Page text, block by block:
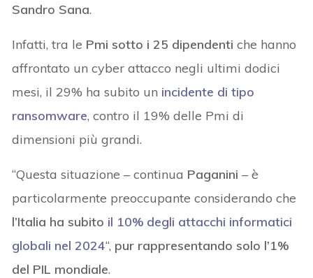
Sandro Sana.
Infatti, tra le Pmi sotto i 25 dipendenti che hanno
affrontato un cyber attacco negli ultimi dodici
mesi, il 29% ha subito un incidente di tipo
ransomware, contro il 19% delle Pmi di
dimensioni più grandi.
“Questa situazione – continua Paganini – è
particolarmente preoccupante considerando che
l’Italia ha subito il 10% degli attacchi informatici
globali nel 2024“, pur rappresentando solo l’1%
del PIL mondiale.